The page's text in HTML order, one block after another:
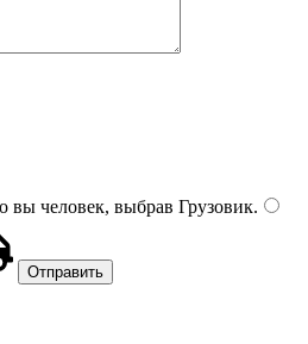
вы человек, выбрав Грузовик.